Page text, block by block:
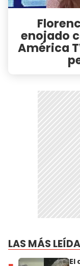
enojado
América
LAS MÁS
El